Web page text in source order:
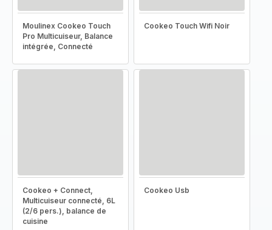
Moulinex Cookeo Touch
Pro Multicuiseur, Balance
intégrée, Connecté
Cookeo Touch Wifi Noir
Cookeo + Connect,
Multicuiseur connecté, 6L
(2/6 pers.), balance de
cuisine
Cookeo Usb